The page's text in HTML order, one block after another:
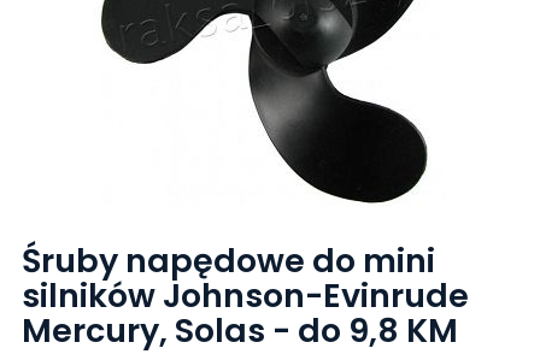
Śruby napędowe do mini
silników Johnson-Evinrude
Mercury, Solas - do 9,8 KM